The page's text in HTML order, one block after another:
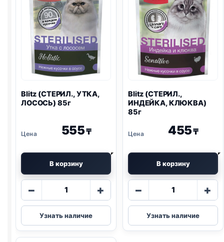
Blitz (СТЕРИЛ., УТКА,
ЛОСОСЬ) 85г
555₸
В корзину
−
Количество
Blitz
(СТЕРИЛ.,
УТКА,
+
Узнать наличие
Blitz (СТЕРИЛ.,
ИНДЕЙКА, КЛЮКВА)
85г
455₸
В корзину
−
Количество
Blitz
(СТЕРИЛ.,
ИНДЕЙКА,
+
Узнать наличие